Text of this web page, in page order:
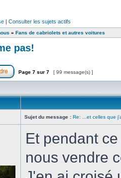
| Consulter les sujets actifs
» Fans de cabriolets et autres voitures
pas!
Page 7 sur 7 [ 99 message(s) ]
Sujet du message : Re: ...et celles que
Et pendant
nous vendre